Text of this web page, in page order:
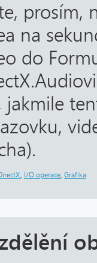
prosím,
na
do
jakmile
I/O operace Grafika